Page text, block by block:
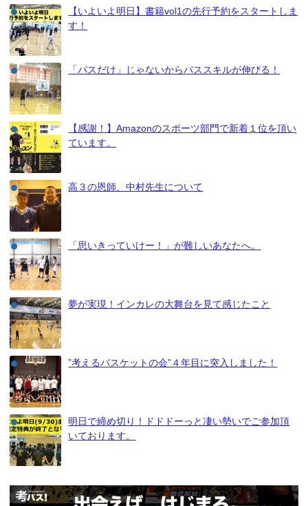
【いよいよ明日】書籍vol1の先行予約をスタートしま
す！
「パスだけ」じゃないからパススキルが伸びる！
【感謝！】Amazonのスポーツ部門で新着１位を頂い
ています。
高３の恩師、中村先生について
「思いきっていけー！」が難しいあなたへ。
夢が実現！インカレの大舞台を見て感じたこと
”考えるバスケットの会”４年目に突入しました！
明日で締め切り！ドドドーっと凄い勢いでご参加頂
いております。